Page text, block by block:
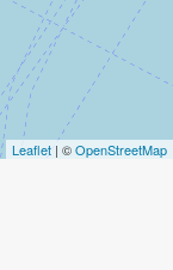
Leaflet | ©OpenStreetMap